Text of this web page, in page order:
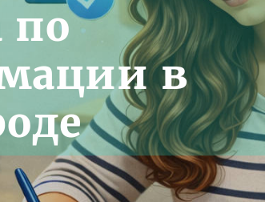
по
в